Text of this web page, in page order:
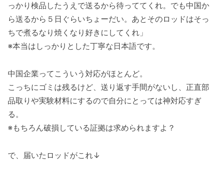
っかり検品したうえで送るから待っててくれ。でも中国か
ら送るから５日ぐらいちょーだい。あとそのロッドはそっ
ちで煮るなり焼くなり好きにしてくれ」
※本当はしっかりとした丁寧な日本語です。
中国企業ってこういう対応がほとんど。
こっちにゴミは残るけど、送り返す手間がないし、正直部
品取りや実験材料にするので自分にとっては神対応すぎ
る。
※もちろん破損している証拠は求められますよ？
で、届いたロッドがこれ↓